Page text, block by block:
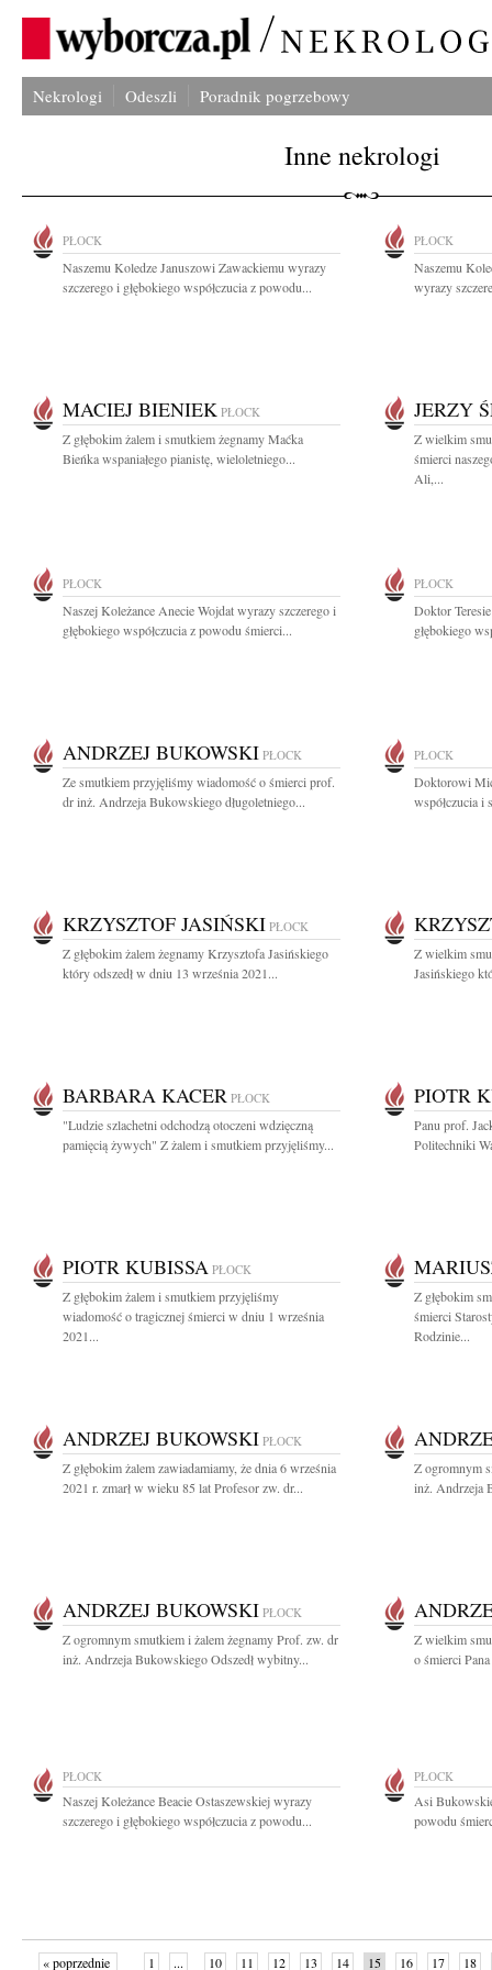
Nekrologi Odeszli Poradnik pogrzebowy
Inne nekrologi
PŁOCK
Naszemu Koledze Januszowi Zawackiemu wyrazy
szczerego i głębokiego współczucia z powodu...
PŁOCK
Naszemu
wyrazy
MACIEJ BIENIEK PŁOCK
Z głębokim żalem i smutkiem żegnamy Maćka
Bieńka wspaniałego pianistę, wieloletniego...
JERZY
Z wielkim
śmierci
Ali,...
PŁOCK
Naszej Koleżance Anecie Wojdat wyrazy szczerego i
głębokiego współczucia z powodu śmierci...
PŁOCK
Doktor
głębokiego
ANDRZEJ BUKOWSKI PŁOCK
Ze smutkiem przyjęliśmy wiadomość o śmierci prof.
dr inż. Andrzeja Bukowskiego długoletniego...
PŁOCK
Doktorowi
współczucia i
KRZYSZTOF JASIŃSKI PŁOCK
Z głębokim żalem żegnamy Krzysztofa Jasińskiego
który odszedł w dniu 13 września 2021...
Z wielkim
Jasińskiego
BARBARA KACER PŁOCK
"Ludzie szlachetni odchodzą otoczeni wdzięczną
pamięcią żywych" Z żalem i smutkiem przyjęliśmy...
PIOTR
Panu prof.
Politechniki
PIOTR KUBISSA PŁOCK
Z głębokim żalem i smutkiem przyjęliśmy
wiadomość o tragicznej śmierci w dniu 1 września
2021...
Z głębokim
śmierci
Rodzinie...
ANDRZEJ BUKOWSKI PŁOCK
Z głębokim żalem zawiadamiamy, że dnia 6 września
2021 r. zmarł w wieku 85 lat Profesor zw. dr...
Z ogromnym
inż. Andrzeja
ANDRZEJ BUKOWSKI PŁOCK
Z ogromnym smutkiem i żalem żegnamy Prof. zw. dr
inż. Andrzeja Bukowskiego Odszedł wybitny...
Z wielkim
o śmierci
PŁOCK
Naszej Koleżance Beacie Ostaszewskiej wyrazy
szczerego i głębokiego współczucia z powodu...
PŁOCK
Asi
powodu
« poprzednie 1 ... 10 11 12 13 14 15 16 17 18